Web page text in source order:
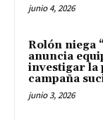
junio 4, 2026
Rolón niega
anuncia
investigar la
campaña
junio 3, 2026